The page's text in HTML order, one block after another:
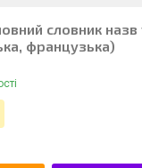
словник назв
французька)